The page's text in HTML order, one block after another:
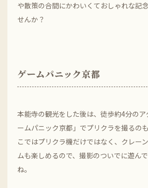
や散策の合間にかわいくておしゃれな記
せんか？
ゲームパニック京都
本能寺の観光をした後は、徒歩約4分の
ームパニック京都」でプリクラを撮るの
こではプリクラ機だけではなく、クレー
ムも楽しめるので、撮影のついでに遊ん
ね。